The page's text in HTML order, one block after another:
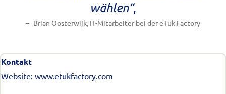
wählen“,
Brian Oosterwijk, IT-Mitarbeiter bei der eTuk Factory
Kontakt
Website: www.etukfactory.com